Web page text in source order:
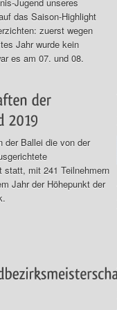
das Saison-Highlight
zuerst wegen
Jahr wurde kein
es am 07. und 08.
der Ballei die von der
mit 241 Teilnehmern
Jahr der Höhepunkt der